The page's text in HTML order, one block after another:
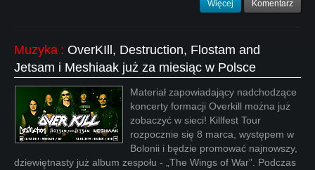
Więcej Komentarz
Muzyka : OverKIll, Destruction, Flostam and
Jetsam i Meshiaak już za miesiąc w Polsce
Materiał zapowiadający nadchodzące
koncerty formacji Overkill można już
zobaczyć w sieci! Killfest Tour
rozpocznie się 8 marca, występem w
Bolonii i będzie promować najnowszy,
dziewiętnasty już album zespołu - „The Wings of War”. Podczas